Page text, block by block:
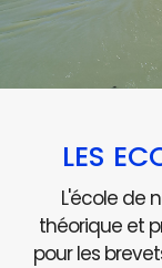
LES
L'école de
théorique et
pour les